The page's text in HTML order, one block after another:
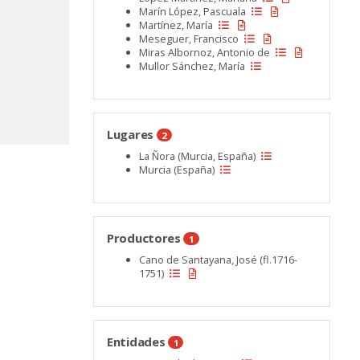
Marín López, Pascuala
Martínez, María
Meseguer, Francisco
Miras Albornoz, Antonio de
Mullor Sánchez, María
Lugares 2
La Ñora (Murcia, España)
Murcia (España)
Productores 1
Cano de Santayana, José (fl.1716-
1751)
Entidades 1